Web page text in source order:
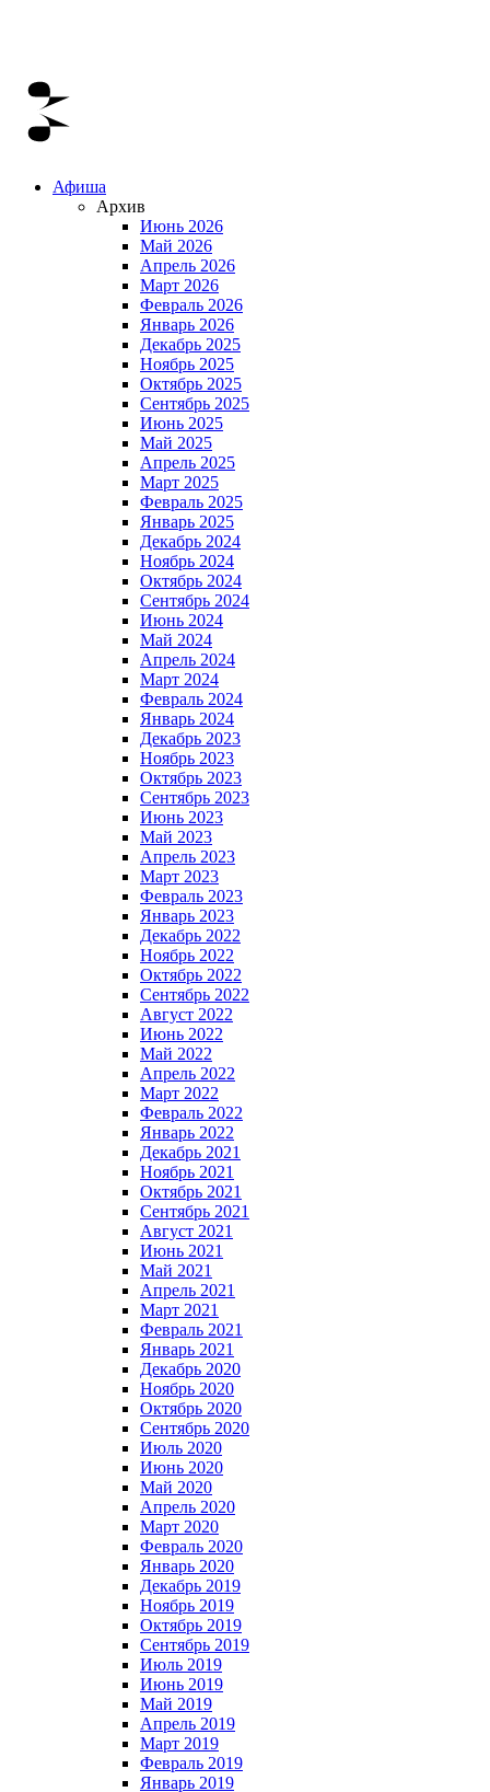
Афиша
Архив
Июнь 2026
Май 2026
Апрель 2026
Март 2026
Февраль 2026
Январь 2026
Декабрь 2025
Ноябрь 2025
Октябрь 2025
Сентябрь 2025
Июнь 2025
Май 2025
Апрель 2025
Март 2025
Февраль 2025
Январь 2025
Декабрь 2024
Ноябрь 2024
Октябрь 2024
Сентябрь 2024
Июнь 2024
Май 2024
Апрель 2024
Март 2024
Февраль 2024
Январь 2024
Декабрь 2023
Ноябрь 2023
Октябрь 2023
Сентябрь 2023
Июнь 2023
Май 2023
Апрель 2023
Март 2023
Февраль 2023
Январь 2023
Декабрь 2022
Ноябрь 2022
Октябрь 2022
Сентябрь 2022
Август 2022
Июнь 2022
Май 2022
Апрель 2022
Март 2022
Февраль 2022
Январь 2022
Декабрь 2021
Ноябрь 2021
Октябрь 2021
Сентябрь 2021
Август 2021
Июнь 2021
Май 2021
Апрель 2021
Март 2021
Февраль 2021
Январь 2021
Декабрь 2020
Ноябрь 2020
Октябрь 2020
Сентябрь 2020
Июль 2020
Июнь 2020
Май 2020
Апрель 2020
Март 2020
Февраль 2020
Январь 2020
Декабрь 2019
Ноябрь 2019
Октябрь 2019
Сентябрь 2019
Июль 2019
Июнь 2019
Май 2019
Апрель 2019
Март 2019
Февраль 2019
Январь 2019